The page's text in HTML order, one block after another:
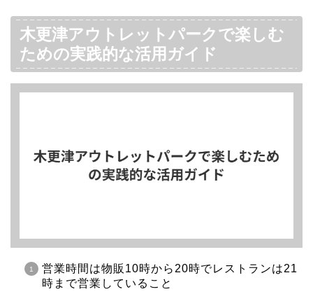
木更津アウトレットパークで楽しむ
ための実践的な活用ガイド
営業時間は物販10時から20時でレストランは21
時まで営業していること